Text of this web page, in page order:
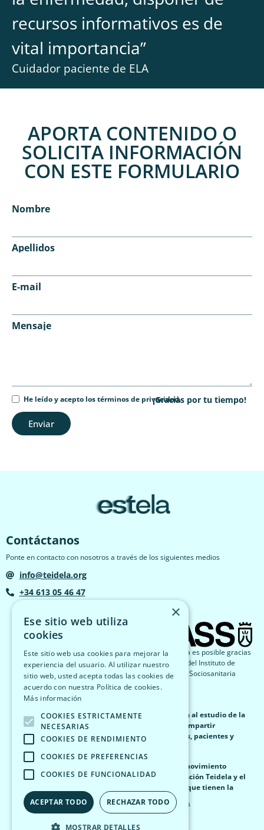
recursos informativos es de
vital importancia”
Cuidador paciente de ELA
APORTA CONTENIDO O
SOLICITA INFORMACIÓN
CON ESTE FORMULARIO
Nombre
Apellidos
E-mail
Mensaje
He leído y acepto los términos de privacidad.
Enviar
¡Gracias por tu tiempo!
Contáctanos
Ponte en contacto con nosotros a través de los siguientes medios
info@teidela.org
+34 613 05 46 47
El proyecto Estela es posible gracias
a la financiación del Instituto de
Atención Social y Sociosanitaria
(IASS).
Estela nace como una plataforma abierta dedicada al estudio de la
ELA (Esclerosis Lateral Amiotrófica)
con el fin de compartir
información veraz, fiable y de valor para familiares, pacientes y
cuidadores.
El objetivo de la plataforma estela es generar un movimiento
colectivo autogestionable, impulsado por la Asociación Teidela y el
IASS, que de soporte e información a las personas que tienen la
enfermedad.
Aviso Legal Política de privacidad Política de Cookies
×
Ese sitio web utiliza
cookies
Este sitio web usa cookies para mejorar la
experiencia del usuario. Al utilizar nuestro
sitio web, usted acepta todas las cookies de
acuerdo con nuestra Política de cookies.
Más información
COOKIES ESTRICTAMENTE
NECESARIAS
COOKIES DE RENDIMIENTO
COOKIES DE PREFERENCIAS
COOKIES DE FUNCIONALIDAD
ACEPTAR TODO RECHAZAR TODO
MOSTRAR DETALLES